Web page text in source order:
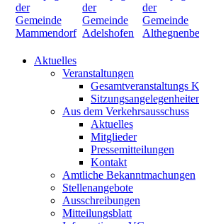
Aktuelles
Veranstaltungen
Gesamtveranstaltungs
Aus dem Verkehrsausschuss
Aktuelles
Mitglieder
Pressemitteilungen
Kontakt
Amtliche Bekanntmachungen
Stellenangebote
Ausschreibungen
Mitteilungsblatt